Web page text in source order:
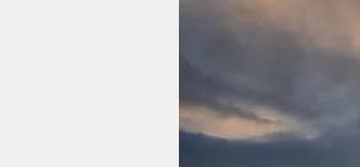
berlin
wahrheit